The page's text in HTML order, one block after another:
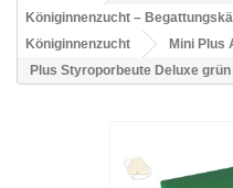
Königinnenzucht –
Königinnenzucht
Mini Plus
Plus Styroporbeute Deluxe